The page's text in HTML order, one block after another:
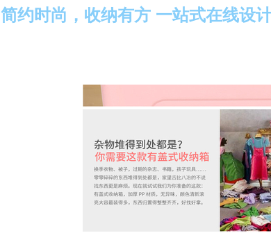
简约时尚，收纳有方 一站式在线设